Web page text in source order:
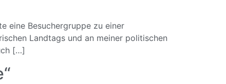
eine Besuchergruppe zu einer
Landtags und an meiner politischen
[…]